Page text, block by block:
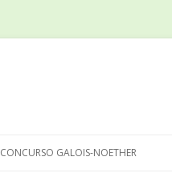
al
CONCURSO GALOIS-NOETHER